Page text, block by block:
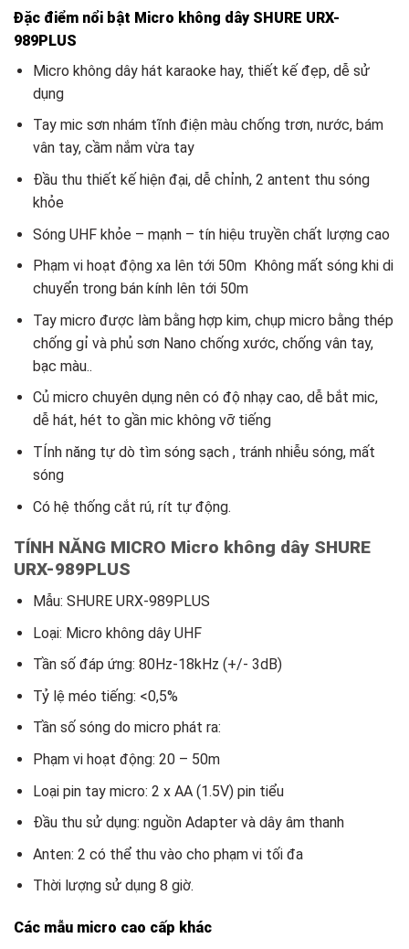
Đặc điểm nổi bật Micro không dây SHURE URX-
989PLUS
Micro không dây hát karaoke hay, thiết kế đẹp, dễ sử
dụng
Tay mic sơn nhám tĩnh điện màu chống trơn, nước, bám
vân tay, cầm nắm vừa tay
Đầu thu thiết kế hiện đại, dễ chỉnh, 2 antent thu sóng
khỏe
Sóng UHF khỏe – mạnh – tín hiệu truyền chất lượng cao
Phạm vi hoạt động xa lên tới 50m Không mất sóng khi di
chuyển trong bán kính lên tới 50m
Tay micro được làm bằng hợp kim, chụp micro bằng thép
chống gỉ và phủ sơn Nano chống xước, chống vân tay,
bạc màu..
Củ micro chuyên dụng nên có độ nhạy cao, dễ bắt mic,
dễ hát, hét to gần mic không vỡ tiếng
TÍnh năng tự dò tìm sóng sạch , tránh nhiễu sóng, mất
sóng
Có hệ thống cắt rú, rít tự động.
TÍNH NĂNG MICRO Micro không dây SHURE
URX-989PLUS
Mẫu: SHURE URX-989PLUS
Loại: Micro không dây UHF
Tần số đáp ứng: 80Hz-18kHz (+/- 3dB)
Tỷ lệ méo tiếng: <0,5%
Tần số sóng do micro phát ra:
Phạm vi hoạt động: 20 – 50m
Loại pin tay micro: 2 x AA (1.5V) pin tiểu
Đầu thu sử dụng: nguồn Adapter và dây âm thanh
Anten: 2 có thể thu vào cho phạm vi tối đa
Thời lượng sử dụng 8 giờ.
Các mẫu micro cao cấp khác